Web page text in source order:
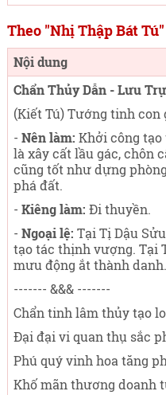
Theo "Nhị Thập Bát Tú"
Nội dung
Chẩn Thủy Dẫn - Lưu
(Kiết Tú) Tướng tinh
- Nên làm: Khởi công
là xây cất lầu gác, chôn
cũng tốt như dựng
phá đất.
- Kiêng làm: Đi thuyền.
- Ngoại lệ: Tại Tị Dậu
tạo tác thịnh vượng. Tại
mưu động ắt thành danh.
------- &&& -------
Chẩn tinh lâm thủy tạo
Đại đại vi quan thụ sắc
Phú quý vinh hoa tăng
Khố mãn thương doanh